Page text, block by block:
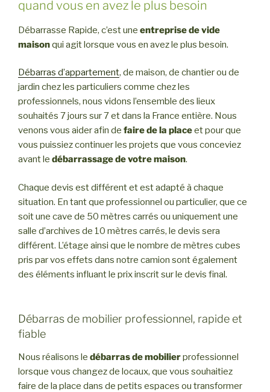
quand vous en avez le plus besoin
Débarrasse Rapide, c’est une entreprise de vide
maisonqui agit lorsque vous en avez le plus besoin.
Débarras d’appartement, de maison, de chantier ou de
jardin chez les particuliers comme chez les
professionnels, nous vidons l’ensemble des lieux
souhaités 7 jours sur 7 et dans la France entière. Nous
venons vous aider afin de faire de la placeet pour que
vous puissiez continuer les projets que vous conceviez
avant le débarrassage de votre maison.
Chaque devis est différent et est adapté à chaque
situation. En tant que professionnel ou particulier, que ce
soit une cave de 50 mètres carrés ou uniquement une
salle d’archives de 10 mètres carrés, le devis sera
différent. L’étage ainsi que le nombre de mètres cubes
pris par vos effets dans notre camion sont également
des éléments influant le prix inscrit sur le devis final.
Débarras de mobilier professionnel, rapide et
fiable
Nous réalisons le débarras de mobilierprofessionnel
lorsque vous changez de locaux, que vous souhaitiez
faire de la place dans de petits espaces ou transformer